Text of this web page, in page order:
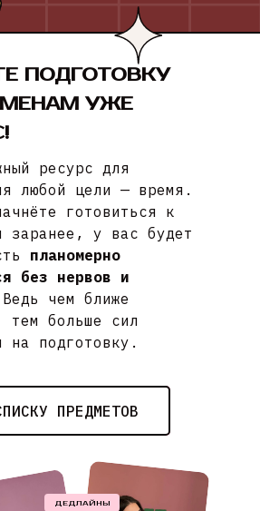
ПОДГОТОВКУ
УЖЕ
ресурс для
любой цели — время.
готовиться к
заранее, у вас будет
планомерно
без нервов и
Ведь чем ближе
тем больше сил
на подготовку.
ПРЕДМЕТОВ
ДЕДЛАЙНЫ